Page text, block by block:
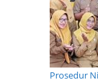
Prosedur